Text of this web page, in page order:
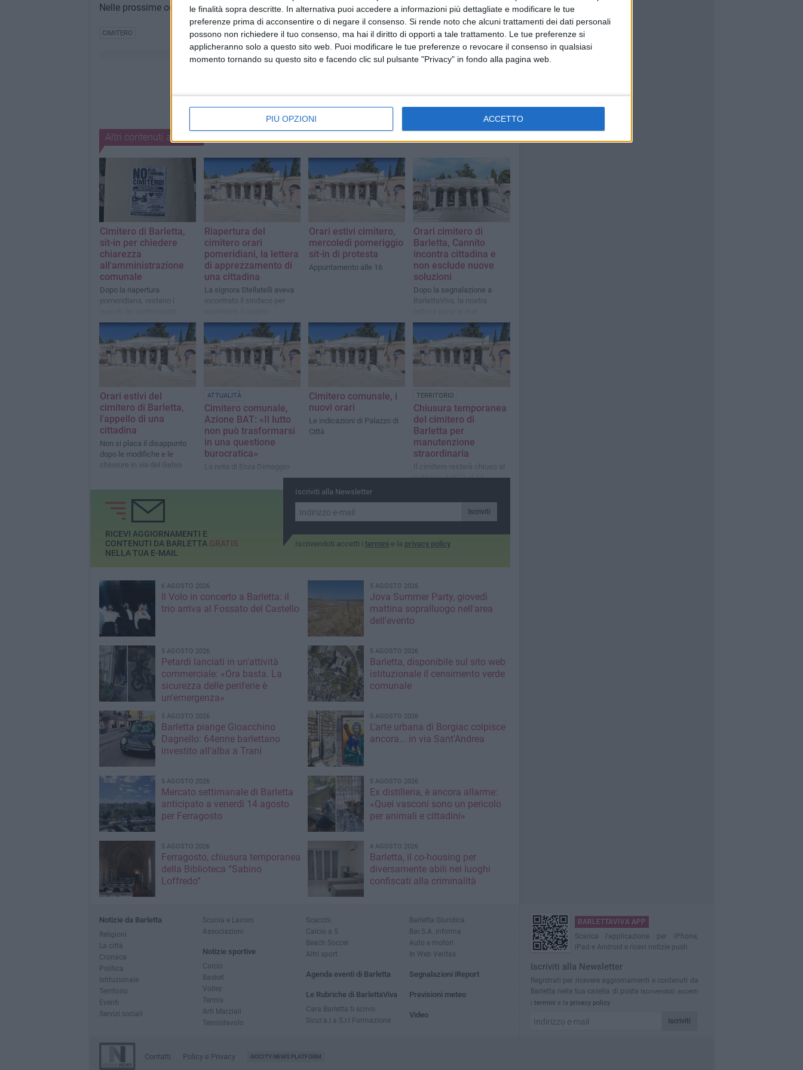
le finalità sopra descritte. In alternativa puoi accedere a informazioni più dettagliate e modificare le tue
preferenze prima di acconsentire o di negare il consenso. Si rende noto che alcuni trattamenti dei dati personali
possono non richiedere il tuo consenso, ma hai il diritto di opporti a tale trattamento. Le tue preferenze si
applicheranno solo a questo sito web. Puoi modificare le tue preferenze o revocare il consenso in qualsiasi
momento tornando su questo sito e facendo clic sul pulsante "Privacy" in fondo alla pagina web.
PIÙ OPZIONI ACCETTO
Nelle prossime ore potrebbero arrivare comunicazioni ufficiali da Palazzo di Città.
CIMITERO
Altri contenuti a tema
Cimitero di Barletta,
sit-in per chiedere
chiarezza
all'amministrazione
comunale
Dopo la riapertura
pomeridiana, restano i
all'esterno della struttura
Riapertura del
cimitero orari
pomeridiani, la lettera
di apprezzamento di
una cittadina
La signora Stellatelli aveva
incontrato il sindaco per
rammarico
Orari estivi cimitero,
mercoledì pomeriggio
sit-in di protesta
Appuntamento alle 16
Orari cimitero di
Barletta, Cannito
incontra cittadina e
non esclude nuove
soluzioni
Dopo la segnalazione a
BarlettaViva, la nostra
esigenze al sindaco: si
valutano alternative
Orari estivi del
cimitero di Barletta,
l'appello di una
cittadina
Non si placa il disappunto
dopo le modifiche e le
chiusure in via del Gelso
ATTUALITÀ
Cimitero comunale,
Azione BAT: «Il lutto
non può trasformarsi
in una questione
burocratica»
La nota di Enza Dimaggio
Cimitero comunale, i
nuovi orari
Le indicazioni di Palazzo di
Città
TERRITORIO
Chiusura temporanea
del cimitero di
Barletta per
manutenzione
straordinaria
Il cimitero resterà chiuso al
pubblico dall’11 al 13
Iscriviti alla Newsletter
Iscriviti
Iscrivendoti accetti i termini e la privacy policy
RICEVI AGGIORNAMENTI E
CONTENUTI DA BARLETTA GRATIS
NELLA TUA E-MAIL
6 AGOSTO 2026
Il Volo in concerto a Barletta: il
trio arriva al Fossato del Castello
5 AGOSTO 2026
Jova Summer Party, giovedì
mattina sopralluogo nell'area
dell'evento
5 AGOSTO 2026
Petardi lanciati in un'attività
commerciale: «Ora basta. La
sicurezza delle periferie è
un'emergenza»
5 AGOSTO 2026
Barletta, disponibile sul sito web
istituzionale il censimento verde
comunale
5 AGOSTO 2026
Barletta piange Gioacchino
Dagnello: 64enne barlettano
investito all'alba a Trani
5 AGOSTO 2026
L'arte urbana di Borgiac colpisce
ancora... in via Sant'Andrea
5 AGOSTO 2026
Mercato settimanale di Barletta
anticipato a venerdì 14 agosto
per Ferragosto
5 AGOSTO 2026
Ex distilleria, è ancora allarme:
«Quei vasconi sono un pericolo
per animali e cittadini»
5 AGOSTO 2026
Ferragosto, chiusura temporanea
della Biblioteca “Sabino
Loffredo”
4 AGOSTO 2026
Barletta, il co-housing per
diversamente abili nei luoghi
confiscati alla criminalità
Notizie da Barletta
Religioni
La città
Cronaca
Politica
Istituzionale
Territorio
Eventi
Servizi sociali
Scuola e Lavoro
Associazioni
Notizie sportive
Calcio
Basket
Volley
Tennis
Arti Marziali
Tennistavolo
Scacchi
Calcio a 5
Beach Soccer
Altri sport
Agenda eventi di Barletta
Le Rubriche di BarlettaViva
Cara Barletta ti scrivo
Sicur.a.l.a S.r.l Formazione
Barletta Giuridica
Bar.S.A. informa
Auto e motori
In Web Veritas
Segnalazioni iReport
Previsioni meteo
Video
BARLETTAVIVA APP
Scarica l'applicazione per iPhone,
iPad e Android e ricevi notizie push
Iscriviti alla Newsletter
Registrati per ricevere aggiornamenti e contenuti da
Barletta nella tua casella di posta Iscrivendoti accetti
i termini e la privacy policy
Iscriviti
Contatti Policy e Privacy GOCITY NEWS PLATFORM